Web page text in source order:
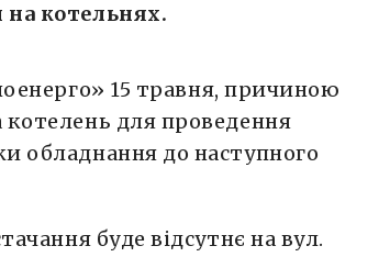
на котельнях.
15 травня, причиною
для проведення
обладнання до наступного
буде відсутнє на вул.